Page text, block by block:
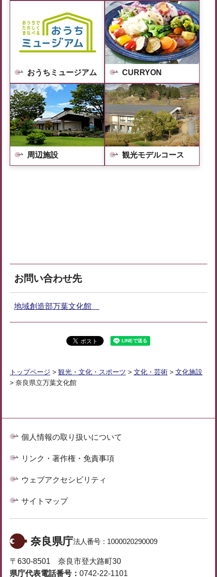
おうちミュージアム CURRYON
周辺施設 観光モデルコース
お問い合わせ先
地域創造部万葉文化館
トップページ > 観光・文化・スポーツ > 文化・芸術 > 文化施設
> 奈良県立万葉文化館
個人情報の取り扱いについて
リンク・著作権・免責事項
ウェブアクセシビリティ
サイトマップ
奈良県庁法人番号： 1000020290009
〒630-8501 奈良市登大路町30
県庁代表電話番号： 0742-22-1101